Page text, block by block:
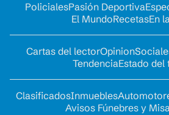
PolicialesPasión Deportiva
El MundoRecetasEn
Cartas del lectorOpinion
TendenciaEstado del
ClasificadosInmuebles
Avisos Fúnebres y